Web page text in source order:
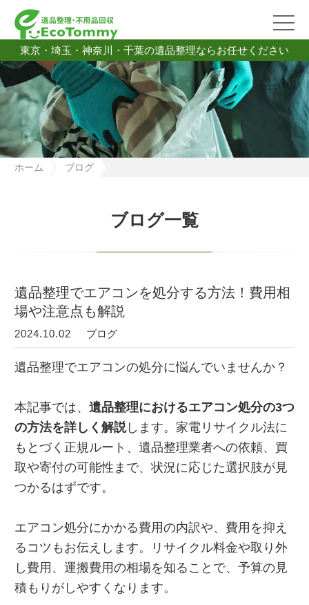
東京・埼玉・神奈川・千葉の遺品整理ならお任せください
ホーム
ブログ
ブログ一覧
遺品整理でエアコンを処分する方法！費用相
場や注意点も解説
2024.10.02 ブログ
遺品整理でエアコンの処分に悩んでいませんか？
本記事では、 遺品整理におけるエアコン処分の3つ
の方法を詳しく解説します。家電リサイクル法に
もとづく正規ルート、遺品整理業者への依頼、買
取や寄付の可能性まで、状況に応じた選択肢が見
つかるはずです。
エアコン処分にかかる費用の内訳や、費用を抑え
るコツもお伝えします。リサイクル料金や取り外
し費用、運搬費用の相場を知ることで、予算の見
積もりがしやすくなります。